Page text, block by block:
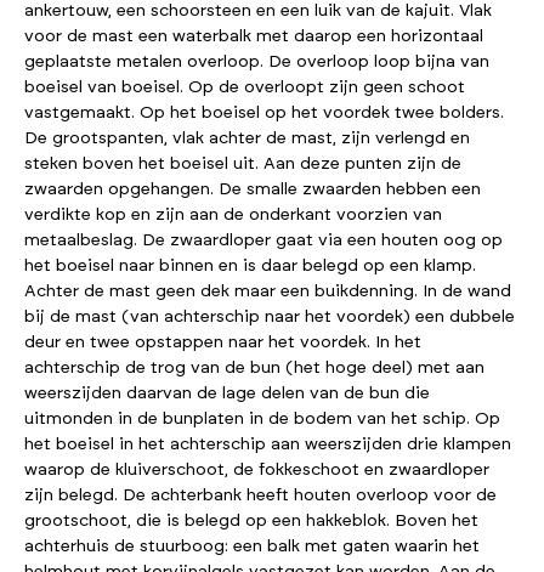
ankertouw, een schoorsteen en een luik van de kajuit. Vlak
voor de mast een waterbalk met daarop een horizontaal
geplaatste metalen overloop. De overloop loop bijna van
boeisel van boeisel. Op de overloopt zijn geen schoot
vastgemaakt. Op het boeisel op het voordek twee bolders.
De grootspanten, vlak achter de mast, zijn verlengd en
steken boven het boeisel uit. Aan deze punten zijn de
zwaarden opgehangen. De smalle zwaarden hebben een
verdikte kop en zijn aan de onderkant voorzien van
metaalbeslag. De zwaardloper gaat via een houten oog op
het boeisel naar binnen en is daar belegd op een klamp.
Achter de mast geen dek maar een buikdenning. In de wand
bij de mast (van achterschip naar het voordek) een dubbele
deur en twee opstappen naar het voordek. In het
achterschip de trog van de bun (het hoge deel) met aan
weerszijden daarvan de lage delen van de bun die
uitmonden in de bunplaten in de bodem van het schip. Op
het boeisel in het achterschip aan weerszijden drie klampen
waarop de kluiverschoot, de fokkeschoot en zwaardloper
zijn belegd. De achterbank heeft houten overloop voor de
grootschoot, die is belegd op een hakkeblok. Boven het
achterhuis de stuurboog: een balk met gaten waarin het